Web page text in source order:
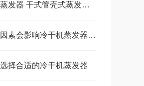
干式蒸发器 干式管壳式蒸发器可以用在哪里
哪些因素会影响冷干机蒸发器的传热性能？
择合适的冷干机蒸发器